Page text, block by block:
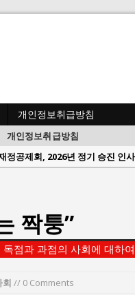
개인정보취급방침
개인정보취급방침
정공제회, 2026년 정기 승진 인
방의회 공약은 ‘빛 좋은 개살구’인
월 1일 의장 선출은 ‘위법’이다”
마의 절박함과 ‘실무형 정치인’
종대, “현대전, 강한 군대도 약해
짝퉁”
점과 과점의 사회에 대하여
회 // 0 Comments